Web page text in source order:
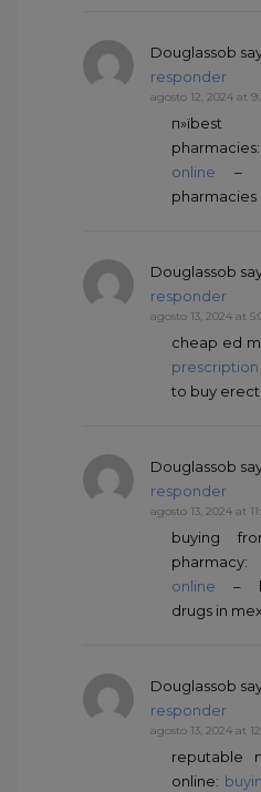
Douglassob
responder
agosto 12, 2024 at
п»їbest
online –
pharmacies
Douglassob
responder
agosto 13, 2024 at
cheap ed
to buy
Douglassob
responder
agosto 13, 2024 at
buying
pharmacy:
online –
drugs in
Douglassob
responder
agosto 13, 2024 at
reputable
online: